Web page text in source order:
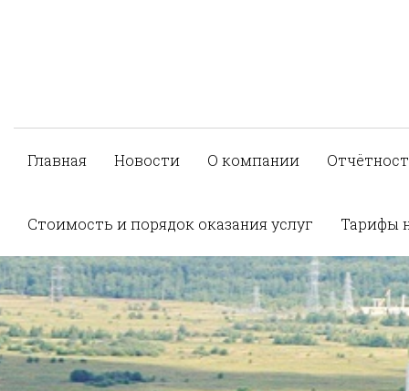
Главная Новости О компании
Стоимость и порядок оказания услуг Тарифы